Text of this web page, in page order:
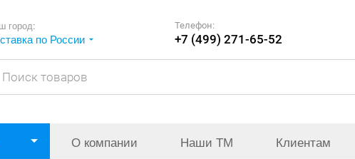
город:
по России
Телефон:
+7 (499) 271-65-52
О компании Наши ТМ Клиентам